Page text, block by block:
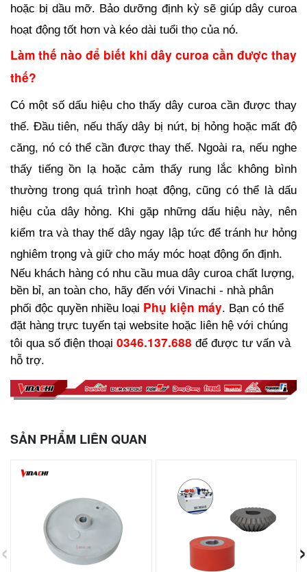
hoặc bị dầu mỡ. Bảo dưỡng định kỳ sẽ giúp dây curoa
hoạt động tốt hơn và kéo dài tuổi thọ của nó.
Làm thế nào để biết khi dây curoa cần được thay
thế?
Có một số dấu hiệu cho thấy dây curoa cần được thay
thế. Đầu tiên, nếu thấy dây bị nứt, bị hỏng hoặc mất độ
căng, nó có thể cần được thay thế. Ngoài ra, nếu nghe
thấy tiếng ồn lạ hoặc cảm thấy rung lắc không bình
thường trong quá trình hoạt động, cũng có thể là dấu
hiệu của dây hỏng. Khi gặp những dấu hiệu này, nên
kiểm tra và thay thế dây ngay lập tức để tránh hư hỏng
nghiêm trọng và giữ cho máy móc hoạt động ổn định.
Nếu khách hàng có nhu cầu mua dây curoa chất lượng,
bền bỉ, an toàn cho, hãy đến với Vinachi - nhà phân
phối độc quyền nhiều loại Phụ kiện máy. Bạn có thể
đặt hàng trực tuyến tại website hoặc liên hệ với chúng
tôi qua số điện thoại 0346.137.688 để được tư vấn và
hỗ trợ.
SẢN PHẨM LIÊN QUAN
‹ ›